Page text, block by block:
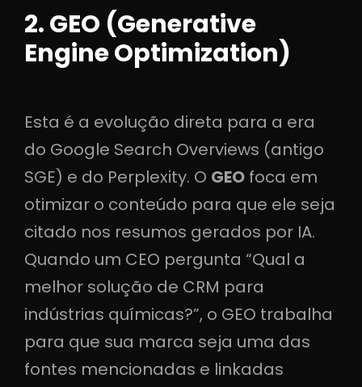
2. GEO (Generative
Engine Optimization)
Esta é a evolução direta para a era
do Google Search Overviews (antigo
SGE) e do Perplexity. O GEO foca em
otimizar o conteúdo para que ele seja
citado nos resumos gerados por IA.
Quando um CEO pergunta “Qual a
melhor solução de CRM para
indústrias químicas?”, o GEO trabalha
para que sua marca seja uma das
fontes mencionadas e linkadas